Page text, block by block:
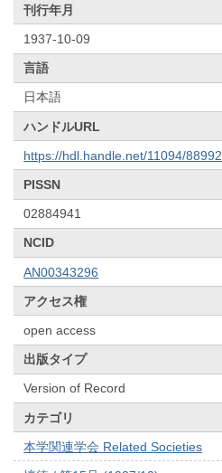
刊行年月
1937-10-09
言語
日本語
ハンドルURL
https://hdl.handle.net/11094/88992
PISSN
02884941
NCID
AN00343296
アクセス権
open access
出版タイプ
Version of Record
カテゴリ
本学関連学会 Related Societies